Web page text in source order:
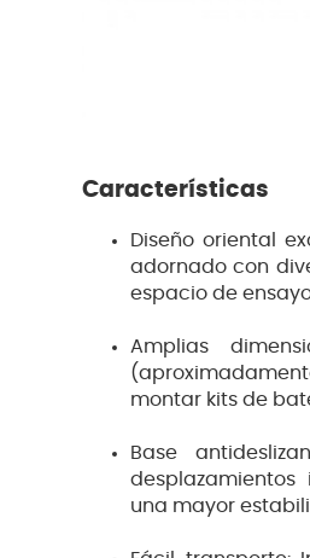
Características
Diseño oriental
adornado con
espacio de
Amplias
montar kits de
Base
una mayor